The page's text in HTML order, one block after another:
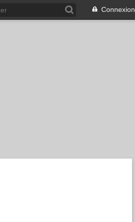
Connexion